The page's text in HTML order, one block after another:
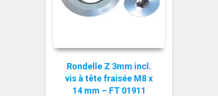
Rondelle Z 3mm incl.
vis à tête fraisée M8 x
14 mm – FT 01911